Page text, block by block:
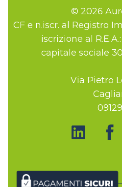
© 2026
CF e n.iscr. al Registro
iscrizione al
capitale sociale
Via Pietro
09129